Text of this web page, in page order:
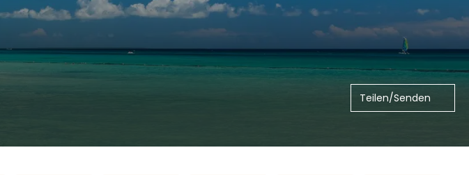
Teilen/Senden